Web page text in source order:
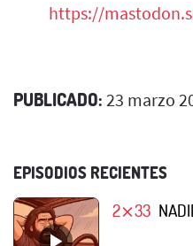
https://
PUBLICADO: 23 marzo
EPISODIOS RECIENTES
2⨯33